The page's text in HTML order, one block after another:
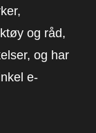
og råd,
og har
e-